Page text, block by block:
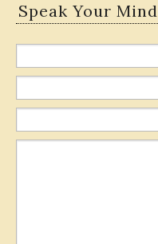
Speak Your Mind